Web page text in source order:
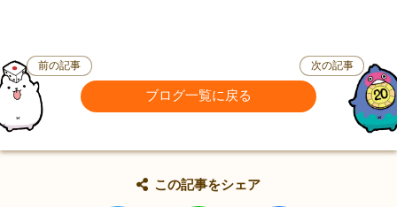
前の記事
ブログ一覧に戻る
次の記事
この記事をシェア